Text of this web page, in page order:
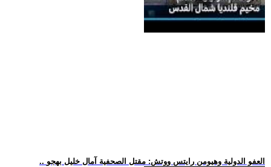
.. العفو الدولية وهيومن رايتس ووتش: مقتل الصحفية آمال خليل بهجو